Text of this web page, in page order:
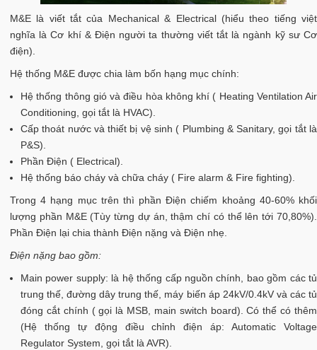
M&E là viết tắt của Mechanical & Electrical (hiểu theo tiếng việt
nghĩa là Cơ khí & Điện người ta thường viết tắt là ngành kỹ sư Cơ
điện).
Hệ thống M&E được chia làm bốn hạng mục chính:
Hệ thống thông gió và điều hòa không khí ( Heating Ventilation Air
Conditioning, gọi tắt là HVAC).
Cấp thoát nước và thiết bị vệ sinh ( Plumbing & Sanitary, gọi tắt là
P&S).
Phần Điện ( Electrical).
Hệ thống báo cháy và chữa cháy ( Fire alarm & Fire fighting).
Trong 4 hạng mục trên thì phần Điện chiếm khoảng 40-60% khối
lượng phần M&E (Tùy từng dự án, thậm chí có thể lên tới 70,80%).
Phần Điện lại chia thành Điện nặng và Điện nhẹ.
Điện nặng bao gồm:
Main power supply: là hệ thống cấp nguồn chính, bao gồm các tủ
trung thế, đường dây trung thế, máy biến áp 24kV/0.4kV và các tủ
đóng cắt chính ( gọi là MSB, main switch board). Có thể có thêm
(Hệ thống tự động điều chỉnh điện áp: Automatic Voltage
Regulator System, gọi tắt là AVR).